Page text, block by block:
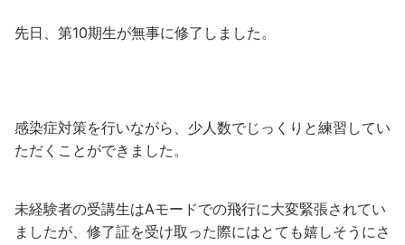
先日、第10期生が無事に修了しました。
感染症対策を行いながら、少人数でじっくりと練習してい
ただくことができました。
未経験者の受講生はAモードでの飛行に大変緊張されてい
ましたが、修了証を受け取った際にはとても嬉しそうにさ